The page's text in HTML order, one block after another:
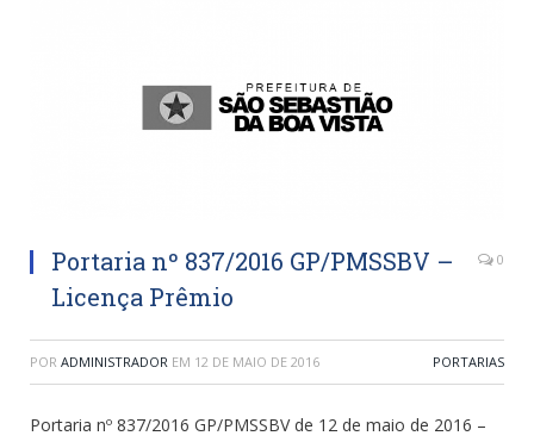
Portaria nº 837/2016 GP/PMSSBV –
Licença Prêmio
0
POR ADMINISTRADOR EM 12 DE MAIO DE 2016 PORTARIAS
Portaria nº 837/2016 GP/PMSSBV de 12 de maio de 2016 –